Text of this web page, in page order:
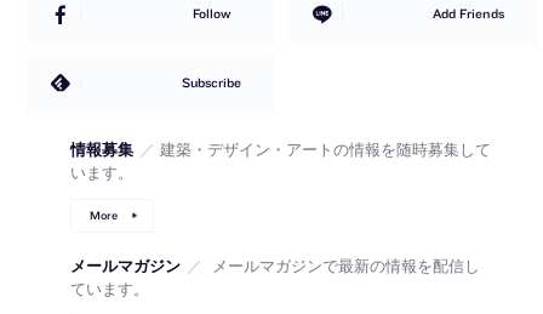
Follow Add Friends
Subscribe
情報募集 ／ 建築・デザイン・アートの情報を随時募集して
います。
More
メールマガジン ／
メールマガジンで最新の情報を配信し
ています。